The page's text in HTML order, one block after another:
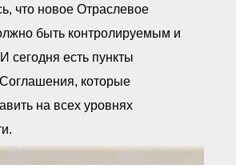
что новое Отраслевое
быть контролируемым и
сегодня есть пункты
которые
на всех уровнях